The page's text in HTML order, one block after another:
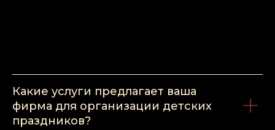
Какие услуги предлагает ваша
фирма для организации детских
праздников?